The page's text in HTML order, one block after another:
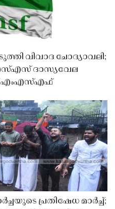
വിവാദ ചോദ്യാവലി;
ദാസ്യവേല
എംഎസ്എഫ്
പ്രതിഷേധ മാർച്ച്;